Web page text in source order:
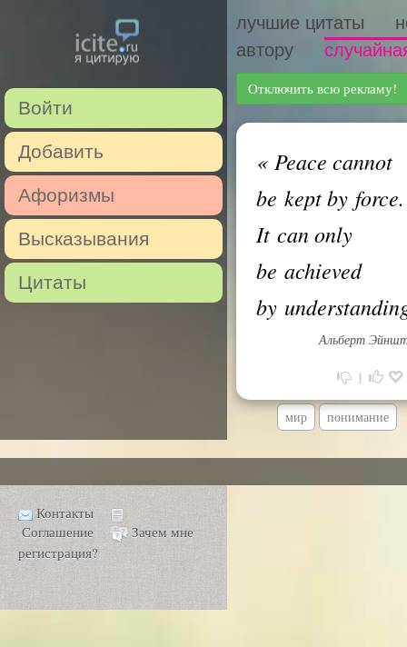
Войти
Добавить
Афоризмы
Высказывания
Цитаты
лучшие цитаты
автору
Отключить всю рекламу!
«Peace cannot
be kept by force.
It can only
be achieved
by
Альберт
1
мир понимание
Контакты
Соглашение
Зачем мне
регистрация?